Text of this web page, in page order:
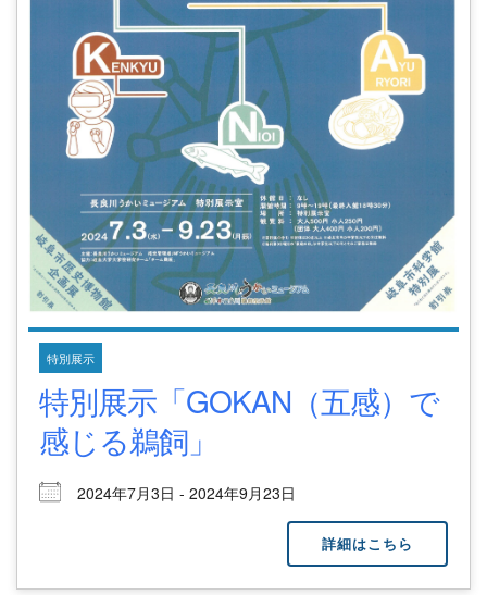
特別展示
特別展示「GOKAN（五感）で
感じる鵜飼」
2024年7月3日 - 2024年9月23日
詳細はこちら